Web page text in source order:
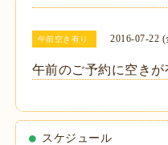
午前空き有り 2016-07-22
午前のご予約に空きが
スケジュール